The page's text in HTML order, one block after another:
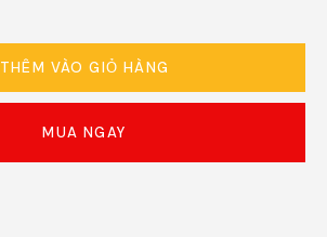
THÊM VÀO GIỎ HÀNG
MUA NGAY